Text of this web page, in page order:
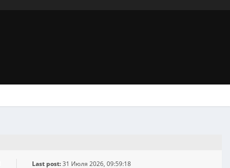
Last post:31 Июля 2026, 09:59:18